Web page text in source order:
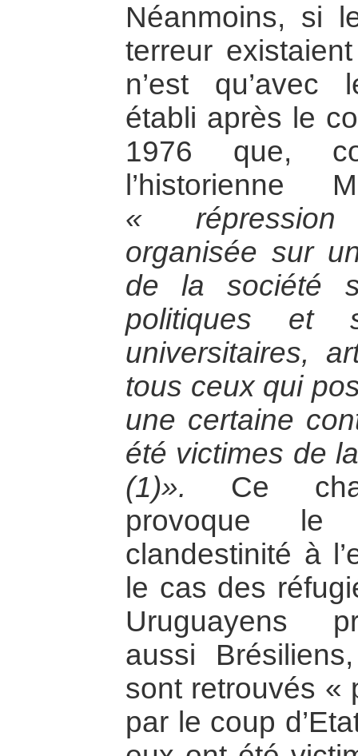
Néanmoins, si
terreur
n’est qu’avec
établi après le
1976 que,
l’historienne
«
organisée sur
de la société
politiques et
universitaires,
tous ceux qui
une certaine
été victimes de
(1)». Ce
provoque
clandestinité à
le cas des
Uruguayens
aussi
sont retrouvés «
par le coup